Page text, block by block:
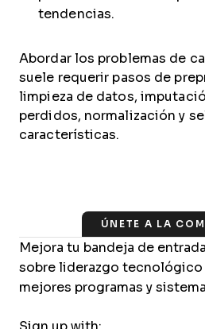
tendencias.
Abordar los problemas de
suele requerir pasos de
limpieza de datos,
perdidos, normalización y
características.
ÚNETE A LA
Mejora tu bandeja de
sobre liderazgo tecnológico
mejores programas y
Sign up with: